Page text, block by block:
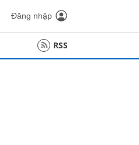
Đăng nhập
RSS